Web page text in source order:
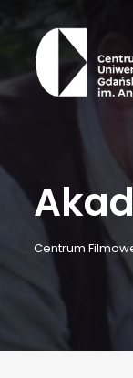
Centrum